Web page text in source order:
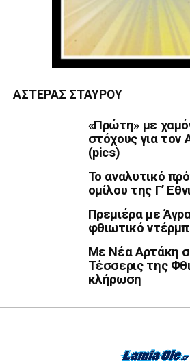
ΑΣΤΈΡΑΣ ΣΤΑΥΡΟΎ
«Πρώτη» με
στόχους για τον
(pics)
Το αναλυτικό
ομίλου της Γ’
Πρεμιέρα με
φθιωτικό
Με Νέα Αρτάκη
Τέσσερις της
κλήρωση